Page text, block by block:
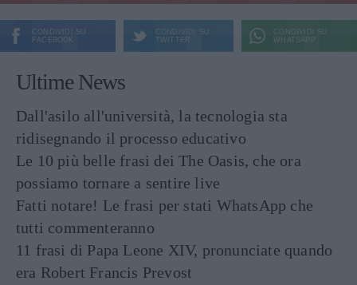
CONDIVIDI SU
FACEBOOK
CONDIVIDI SU
TWITTER
CONDIVIDI SU
WHATSAPP
Ultime News
Dall'asilo all'università, la tecnologia sta
ridisegnando il processo educativo
Le 10 più belle frasi dei The Oasis, che ora
possiamo tornare a sentire live
Fatti notare! Le frasi per stati WhatsApp che
tutti commenteranno
11 frasi di Papa Leone XIV, pronunciate quando
era Robert Francis Prevost